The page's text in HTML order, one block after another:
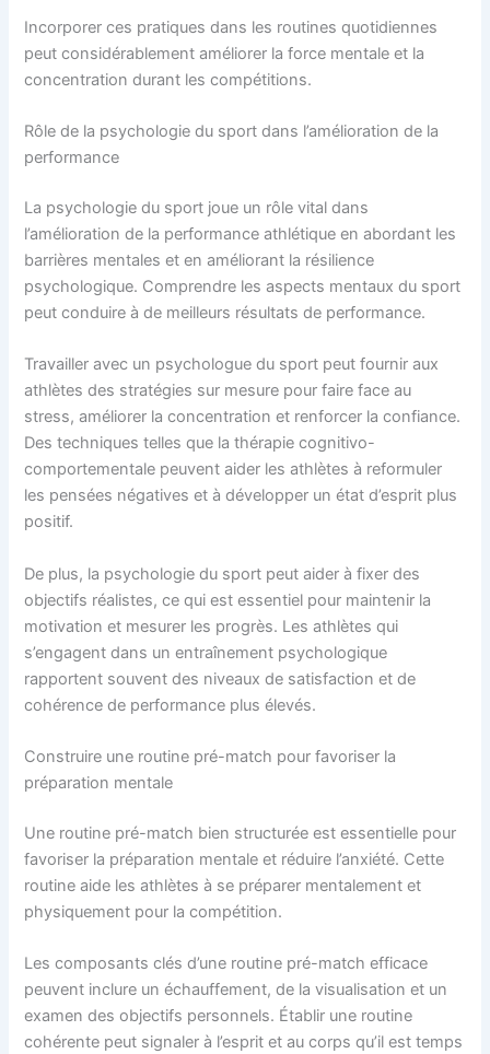
Incorporer ces pratiques dans les routines quotidiennes
peut considérablement améliorer la force mentale et la
concentration durant les compétitions.
Rôle de la psychologie du sport dans l’amélioration de la
performance
La psychologie du sport joue un rôle vital dans
l’amélioration de la performance athlétique en abordant les
barrières mentales et en améliorant la résilience
psychologique. Comprendre les aspects mentaux du sport
peut conduire à de meilleurs résultats de performance.
Travailler avec un psychologue du sport peut fournir aux
athlètes des stratégies sur mesure pour faire face au
stress, améliorer la concentration et renforcer la confiance.
Des techniques telles que la thérapie cognitivo-
comportementale peuvent aider les athlètes à reformuler
les pensées négatives et à développer un état d’esprit plus
positif.
De plus, la psychologie du sport peut aider à fixer des
objectifs réalistes, ce qui est essentiel pour maintenir la
motivation et mesurer les progrès. Les athlètes qui
s’engagent dans un entraînement psychologique
rapportent souvent des niveaux de satisfaction et de
cohérence de performance plus élevés.
Construire une routine pré-match pour favoriser la
préparation mentale
Une routine pré-match bien structurée est essentielle pour
favoriser la préparation mentale et réduire l’anxiété. Cette
routine aide les athlètes à se préparer mentalement et
physiquement pour la compétition.
Les composants clés d’une routine pré-match efficace
peuvent inclure un échauffement, de la visualisation et un
examen des objectifs personnels. Établir une routine
cohérente peut signaler à l’esprit et au corps qu’il est temps